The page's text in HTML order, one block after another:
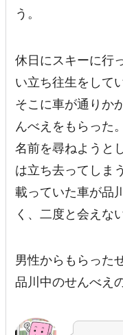
う。
休日にスキーに行
い立ち往生をして
そこに車が通りか
んべえをもらった。
名前を尋ねようと
は立ち去ってしまう
載っていた車が品
く、二度と会えな
男性からもらった
品川中のせんべえ